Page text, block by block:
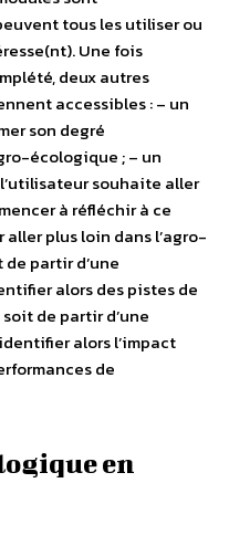
tous les utiliser ou
Une fois
deux autres
accessibles : – un
son degré
écologique ; – un
souhaite aller
à réfléchir à ce
plus loin dans l’agro-
partir d’une
alors des pistes de
de partir d’une
alors l’impact
de
en